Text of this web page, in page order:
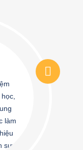
làm
sự